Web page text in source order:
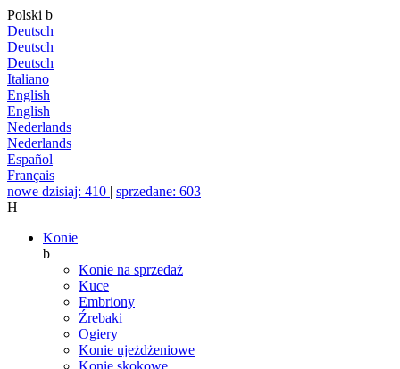
Polski b
Deutsch
Deutsch
Deutsch
Italiano
English
English
Nederlands
Nederlands
Español
Français
nowe dzisiaj: 410 | sprzedane: 603
H
Konie
b
Konie na sprzedaż
Kuce
Embriony
Źrebaki
Ogiery
Konie ujeżdżeniowe
Konie skokowe